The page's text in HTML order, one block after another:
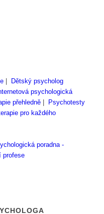
|
Dětský psycholog
psychologická
přehledně|
Psychotesty
pro každého
poradna -
profese